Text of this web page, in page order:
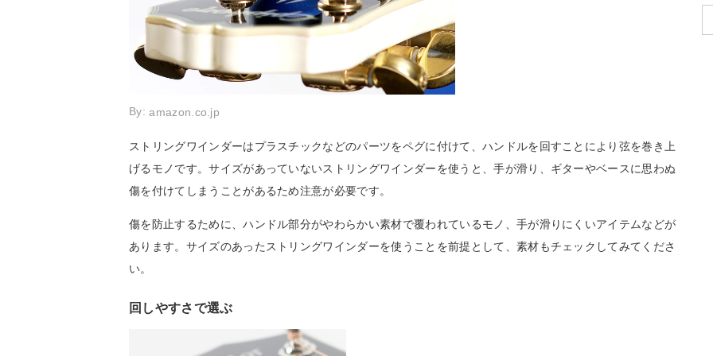
By:amazon.co.jp
ストリングワインダーはプラスチックなどのパーツをペグに付けて、ハンドルを回すことにより弦を巻き上
げるモノです。サイズがあっていないストリングワインダーを使うと、手が滑り、ギターやベースに思わぬ
傷を付けてしまうことがあるため注意が必要です。
傷を防止するために、ハンドル部分がやわらかい素材で覆われているモノ、手が滑りにくいアイテムなどが
あります。サイズのあったストリングワインダーを使うことを前提として、素材もチェックしてみてくださ
い。
回しやすさで選ぶ